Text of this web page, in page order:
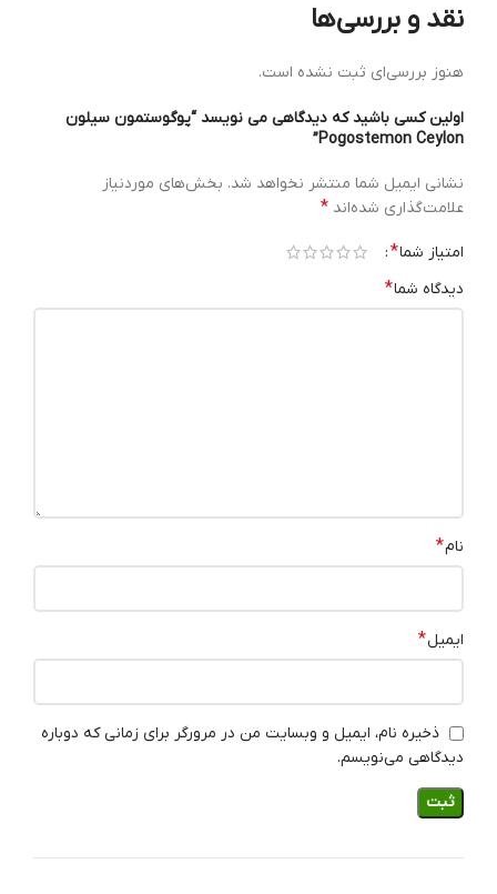
نقد و بررسی‌ها
هنوز بررسی‌ای ثبت نشده است.
اولین کسی باشید که دیدگاهی می نویسد “پوگوستمون سیلون
Pogostemon Ceylon”
نشانی ایمیل شما منتشر نخواهد شد. بخش‌های موردنیاز
علامت‌گذاری شده‌اند *
امتیاز شما*
دیدگاه شما*
نام*
ایمیل*
ذخیره نام، ایمیل و وبسایت من در مرورگر برای زمانی که دوباره
دیدگاهی می‌نویسم.